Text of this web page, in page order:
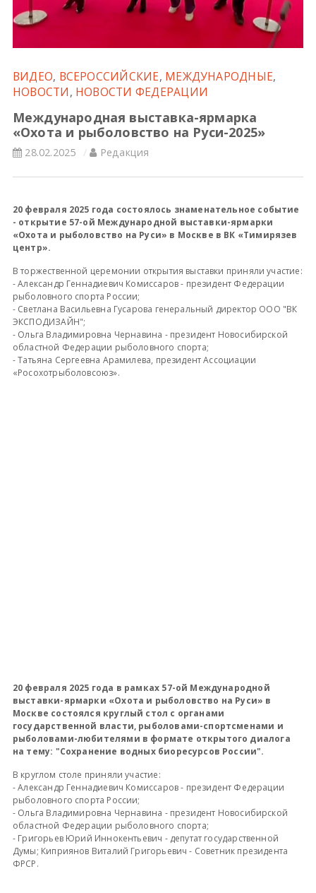
ВИДЕО, ВСЕРОССИЙСКИЕ, МЕЖДУНАРОДНЫЕ,
НОВОСТИ, НОВОСТИ ФЕДЕРАЦИИ
Международная выставка-ярмарка
«Охота и рыболовство на Руси-2025»
28.02.2025 Редакция
20 февраля 2025 года состоялось знаменательное событие
- открытие 57-ой Международной выставки-ярмарки
«Охота и рыболовство на Руси» в Москве в ВК «Тимирязев
центр».
В торжественной церемонии открытия выставки приняли участие:
- Александр Геннадиевич Комиссаров - президент Федерации
рыболовного спорта России;
- Светлана Васильевна Гусарова генеральный директор ООО "ВК
ЭКСПОДИЗАЙН";
- Ольга Владимировна Чернавина - президент Новосибирской
областной Федерации рыболовного спорта;
- Татьяна Сергеевна Арамилева, президент Ассоциации
«Росохотрыболовсоюз».
20 февраля 2025 года в рамках 57-ой Международной
выставки-ярмарки «Охота и рыболовство на Руси» в
Москве состоялся круглый стол с органами
государственной власти, рыболовами-спортсменами и
рыболовами-любителями в формате открытого диалога
на тему: "Сохранение водных биоресурсов России".
В круглом столе приняли участие:
- Александр Геннадиевич Комиссаров - президент Федерации
рыболовного спорта России;
- Ольга Владимировна Чернавина - президент Новосибирской
областной Федерации рыболовного спорта;
- Григорьев Юрий Иннокентьевич - депутат государственной
Думы; Киприянов Виталий Григорьевич - Советник президента
ФРСР.
Всероссийские правила